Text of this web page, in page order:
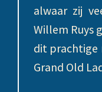
alwaar zij
Willem Ruys
dit prachtige
Grand Old